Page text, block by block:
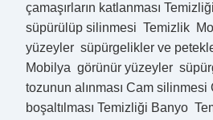
çamaşırların katlanması
süpürülüp silinmesi Temizlik
yüzeyler süpürgelikler ve
Mobilya görünür yüzeyler
tozunun alınması Cam silinmesi
boşaltılması Temizliği Banyo